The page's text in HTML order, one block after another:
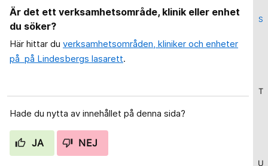
S
T
U
Är det ett verksamhetsområde, klinik eller enhet
du söker?
Här hittar du verksamhetsområden, kliniker och enheter
på på Lindesbergs lasarett.
Hade du nytta av innehållet på denna sida?
JA NEJ